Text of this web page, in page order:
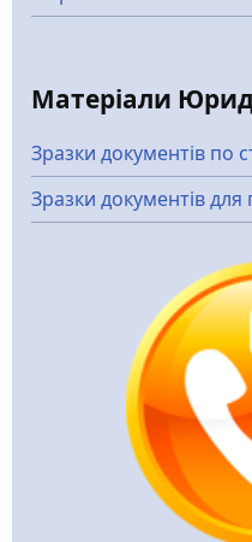
Матеріали
Зразки документів по
Зразки документів для